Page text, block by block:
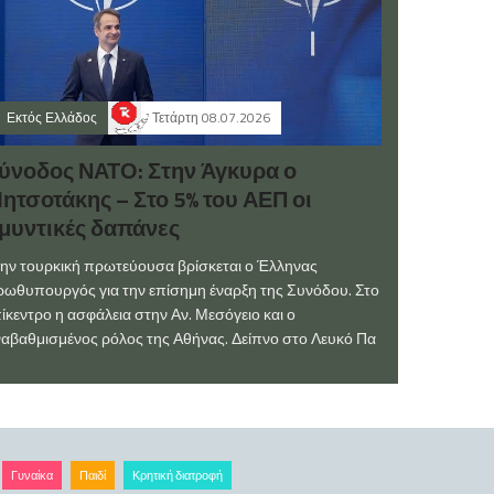
Εκτός Ελλάδος Τετάρτη 08.07.2026
ΝΑΤΟ: Στην Άγκυρα ο
– Στο 5% του ΑΕΠ οι
δαπάνες
τουρκική πρωτεύουσα βρίσκεται ο Έλληνας
για την επίσημη έναρξη της Συνόδου. Στο
η ασφάλεια στην Αν. Μεσόγειο και ο
ρόλος της Αθήνας. Δείπνο στο Λευκό Πα
Γυναίκα Παιδί Κρητική διατροφή